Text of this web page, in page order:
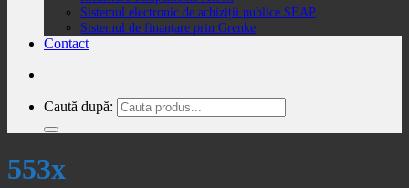
Sistemul electronic de achiziții publice SEAP
Sistemul de finanțare prin Grenke
Contact
Caută după:
553x